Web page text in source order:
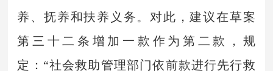
养、抚养和扶养义务。对此，建议在草案
第三十二条增加一款作为第二款，规
定：“社会救助管理部门依前款进行先行救